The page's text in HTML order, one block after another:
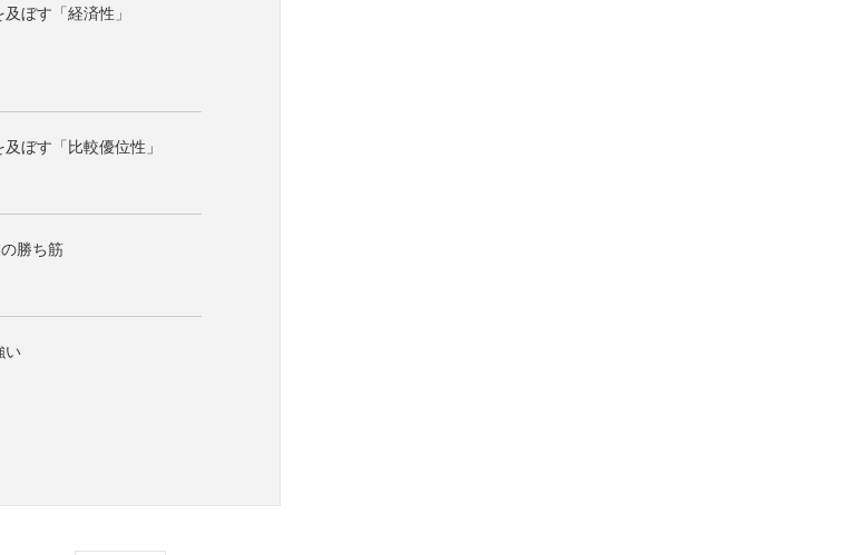
ぼす「経済性」
ぼす「比較優位性」
勝ち筋
い